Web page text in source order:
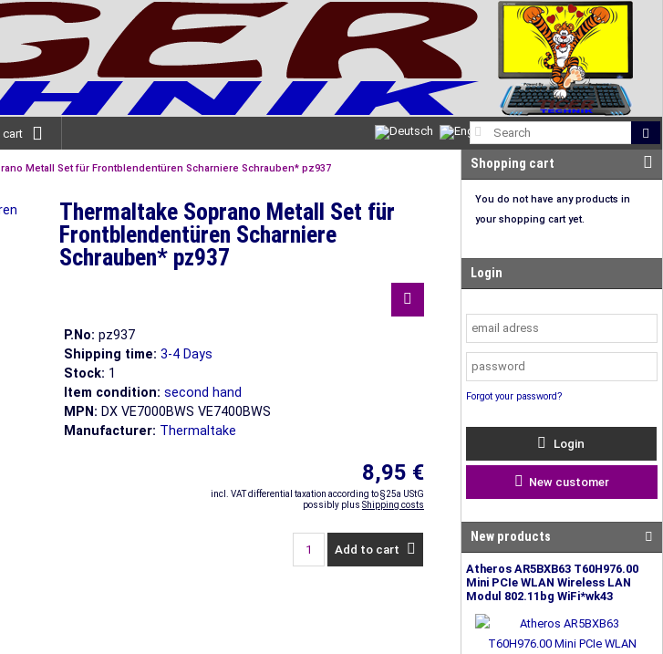
cart
Metall Set für Frontblendentüren Scharniere Schrauben* pz937
Thermaltake Soprano Metall Set für
Frontblendentüren Scharniere
Schrauben* pz937
P.No: pz937
Shipping time: 3-4 Days
Stock: 1
Item condition: second hand
MPN: DX VE7000BWS VE7400BWS
Manufacturer: Thermaltake
8,95 €
incl. VAT differential taxation according to §25a UStG
possibly plus Shipping costs
Add to cart
Shopping cart
You do not have any products in
your shopping cart yet.
Login
Forgot your password?
Login
New customer
New products
Atheros AR5BXB63 T60H976.00
Mini PCIe WLAN Wireless LAN
Modul 802.11bg WiFi*wk43